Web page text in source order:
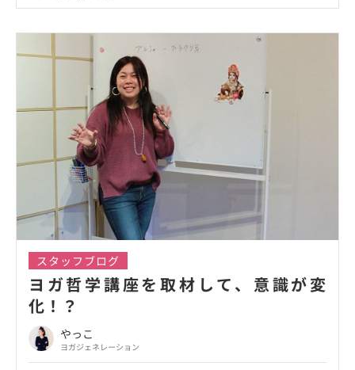
スタッフブログ
ヨガ哲学講座を取材して、意識が変
化！？
やっこ
ヨガジェネレーション